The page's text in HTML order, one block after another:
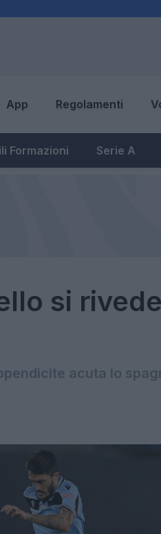
App Regolamenti
Formazioni Serie A
si
acuta lo